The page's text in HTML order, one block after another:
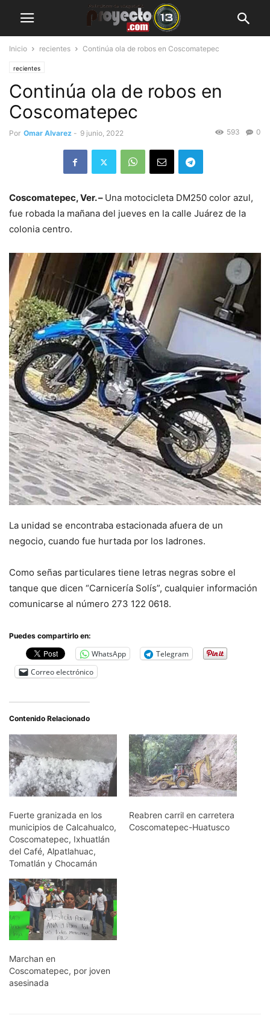
Inicio recientes Continúa ola de robos en Coscomatepec
recientes
Continúa ola de robos en
Coscomatepec
Por Omar Alvarez - 9 junio, 2022 0
593
Coscomatepec, Ver. – Una motocicleta DM250 color azul,
fue robada la mañana del jueves en la calle Juárez de la
colonia centro.
La unidad se encontraba estacionada afuera de un
negocio, cuando fue hurtada por los ladrones.
Como señas particulares tiene letras negras sobre el
tanque que dicen “Carnicería Solís”, cualquier información
comunicarse al número 273 122 0618.
Puedes compartirlo en:
WhatsApp
Telegram
Correo electrónico
Contenido Relacionado
Fuerte granizada en los
municipios de Calcahualco,
Coscomatepec, Ixhuatlán
del Café, Alpatlahuac,
Tomatlán y Chocamán
Reabren carril en carretera
Coscomatepec-Huatusco
Marchan en
Coscomatepec, por joven
asesinada